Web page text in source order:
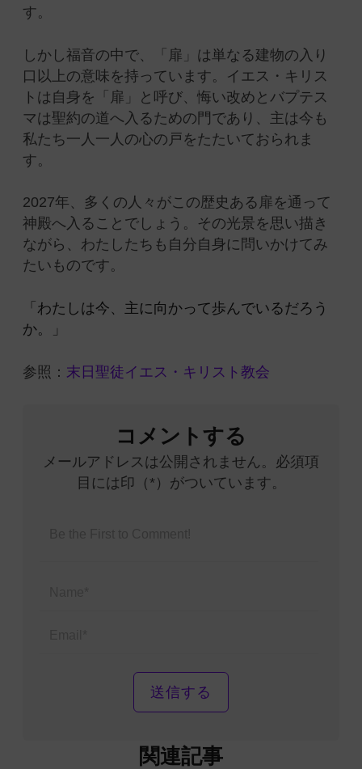
す。
しかし福音の中で、「扉」は単なる建物の入り
口以上の意味を持っています。イエス・キリス
トは自身を「扉」と呼び、悔い改めとバプテス
マは聖約の道へ入るための門であり、主は今も
私たち一人一人の心の戸をたたいておられま
す。
2027年、多くの人々がこの歴史ある扉を通って
神殿へ入ることでしょう。その光景を思い描き
ながら、わたしたちも自分自身に問いかけてみ
たいものです。
「わたしは今、主に向かって歩んでいるだろう
か。」
参照： 末日聖徒イエス・キリスト教会
コメントする
メールアドレスは公開されません。必須項
目には印（*）がついています。
関連記事